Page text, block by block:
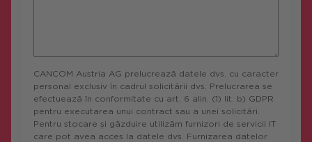
CANCOM Austria AG prelucrează datele dvs. cu caracter
personal exclusiv în cadrul solicitării dvs. Prelucrarea se
efectuează în conformitate cu art. 6 alin. (1) lit. b) GDPR
pentru executarea unui contract sau a unei solicitări.
Pentru stocare și găzduire utilizăm furnizori de servicii IT
care pot avea acces la datele dvs. Furnizarea datelor